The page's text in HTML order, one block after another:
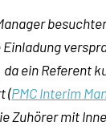
ein Referent
(PMC Interim
Zuhörer mit